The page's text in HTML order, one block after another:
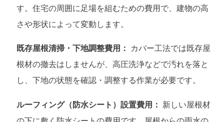
す。住宅の周囲に足場を組むための費用で、建物の高
さや形状によって変動します。
既存屋根清掃・下地調整費用：
カバー工法では既存屋
根材の撤去はしませんが、高圧洗浄などで汚れを落と
し、下地の状態を確認・調整する作業が必要です。
ルーフィング（防水シート）設置費用：
新しい屋根材